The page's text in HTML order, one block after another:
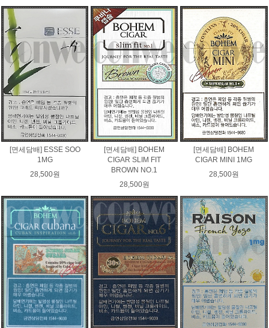
[면세담배] ESSE SOO
1MG
28,500원
[면세담배] BOHEM
CIGAR SLIM FIT
BROWN NO.1
28,500원
[면세담배] BOHEM
CIGAR MINI 1MG
28,500원